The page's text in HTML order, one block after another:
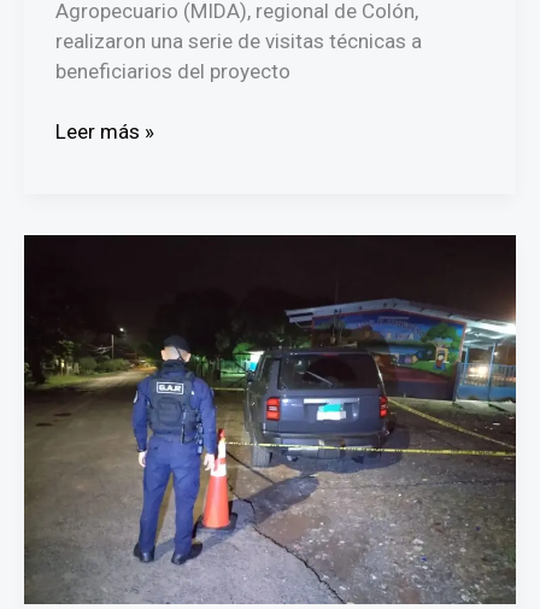
Agropecuario (MIDA), regional de Colón,
realizaron una serie de visitas técnicas a
beneficiarios del proyecto
MIDA
café
robusta
en
Lago
Gatún
Leer más »